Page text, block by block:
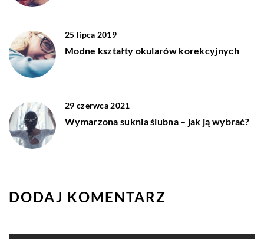
25 lipca 2019
Modne kształty okularów korekcyjnych
29 czerwca 2021
Wymarzona suknia ślubna – jak ją wybrać?
DODAJ KOMENTARZ